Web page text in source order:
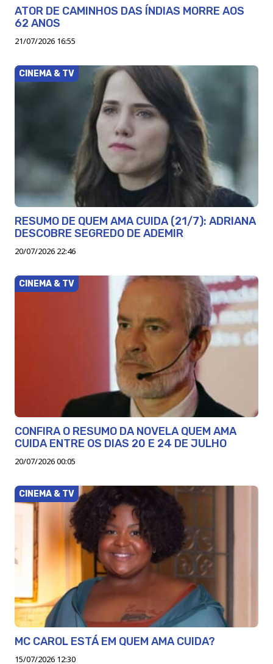
ATOR DE CAMINHOS DAS ÍNDIAS MORRE AOS
62 ANOS
21/07/2026 16:55
CINEMA & TV
RESUMO DE QUEM AMA CUIDA (21/7): ADRIANA
DESCOBRE SEGREDO DE ADEMIR
20/07/2026 22:46
CINEMA & TV
CONFIRA O RESUMO DA NOVELA QUEM AMA
CUIDA ENTRE OS DIAS 20 E 24 DE JULHO
20/07/2026 00:05
CINEMA & TV
MC CAROL ESTÁ EM QUEM AMA CUIDA?
15/07/2026 12:30